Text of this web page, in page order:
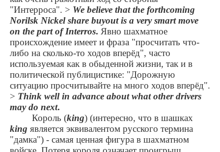
"Интерроса". > We believe that the forthcoming
Norilsk Nickel share buyout is a very smart move
on the part of Interros. Явно шахматное
происхождение имеет и фраза "просчитать что-
либо на сколько-то ходов вперёд", часто
используемая как в обыденной жизни, так и в
политической публицистике: "Дорожную
ситуацию просчитывайте на много ходов вперёд".
> Think well in advance about what other drivers
may do next.
Король (king) (интересно, что в шашках
king является эквивалентом русского термина
"дамка") - самая ценная фигура в шахматном